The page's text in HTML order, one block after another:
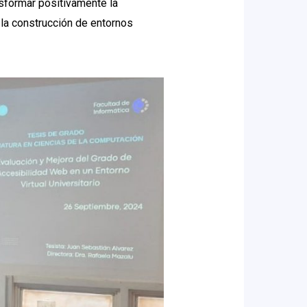
positivamente la
construcción de entornos